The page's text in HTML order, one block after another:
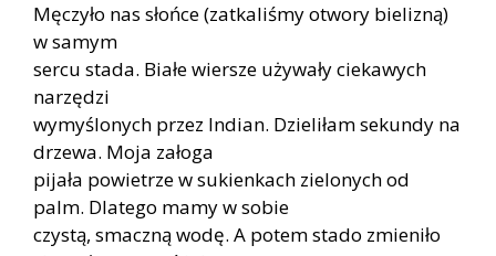
Męczyło nas słońce (zatkaliśmy otwory bielizną)
w samym
sercu stada. Białe wiersze używały ciekawych
narzędzi
wymyślonych przez Indian. Dzieliłam sekundy na
drzewa. Moja załoga
pijała powietrze w sukienkach zielonych od
palm. Dlatego mamy w sobie
czystą, smaczną wodę. A potem stado zmieniło